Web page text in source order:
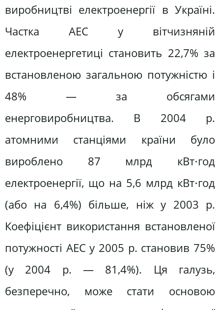
виробництві електроенергії в Україні.
Частка АЕС у вітчизняній
електроенергетиці становить 22,7% за
встановленою загальною потужністю і
48% — за обсягами
енерговиробництва. В 2004 р.
атомними станціями країни було
вироблено 87 млрд кВт⋅год
електроенергії, що на 5,6 млрд кВт⋅год
(або на 6,4%) більше, ніж у 2003 р.
Коефіцієнт використання встановленої
потужності АЕС у 2005 р. становив 75%
(у 2004 р. — 81,4%). Ця галузь,
безперечно, може стати основою